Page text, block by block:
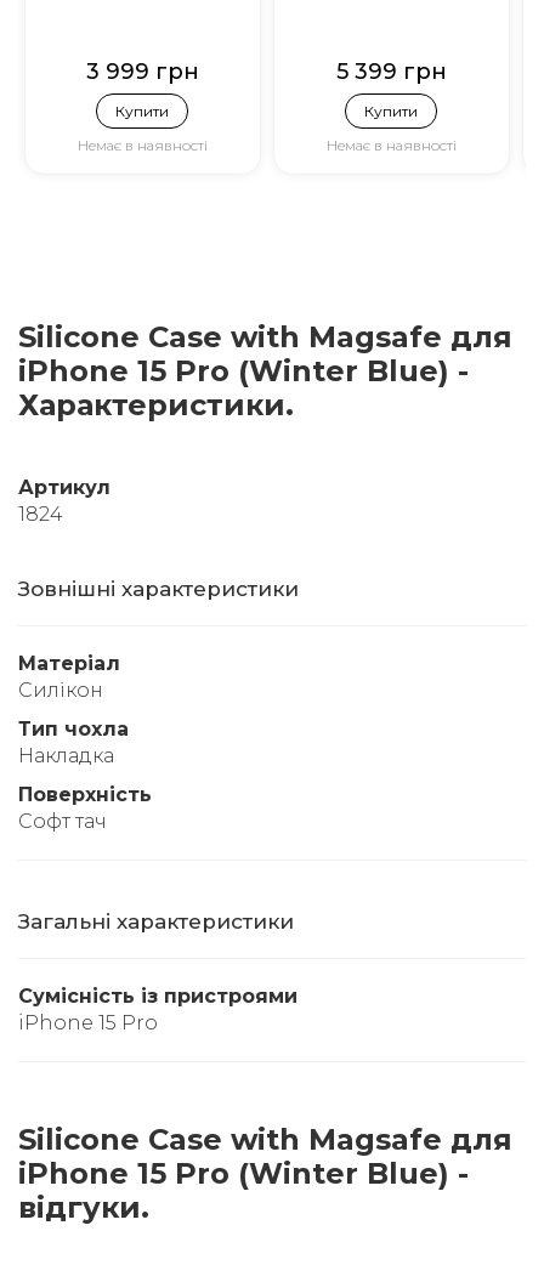
3 999 грн
Купити
Немає в наявності
5 399 грн
Купити
Немає в наявності
Silicone Case with Magsafe для
iPhone 15 Pro (Winter Blue) -
Характеристики.
Артикул
1824
Зовнішні характеристики
Матеріал
Силікон
Тип чохла
Накладка
Поверхність
Софт тач
Загальні характеристики
Сумісність із пристроями
iPhone 15 Pro
Silicone Case with Magsafe для
iPhone 15 Pro (Winter Blue) -
відгуки.